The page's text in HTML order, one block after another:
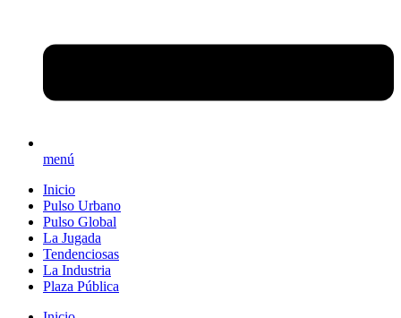
menú
Inicio
Pulso Urbano
Pulso Global
La Jugada
Tendenciosas
La Industria
Plaza Pública